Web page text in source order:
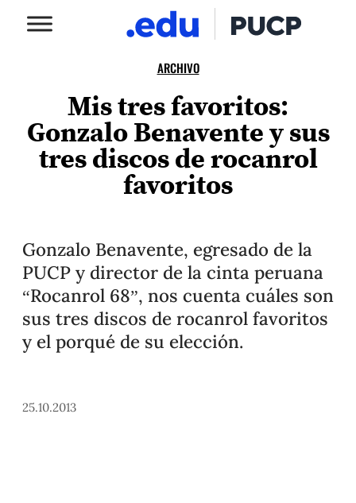
ARCHIVO
Mis tres favoritos:
Gonzalo Benavente y sus
tres discos de rocanrol
favoritos
Gonzalo Benavente, egresado de la
PUCP y director de la cinta peruana
“Rocanrol 68”, nos cuenta cuáles son
sus tres discos de rocanrol favoritos
y el porqué de su elección.
25.10.2013